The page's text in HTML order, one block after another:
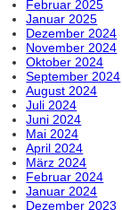
Februar 2025
Januar 2025
Dezember 2024
November 2024
Oktober 2024
September 2024
August 2024
Juli 2024
Juni 2024
Mai 2024
April 2024
März 2024
Februar 2024
Januar 2024
Dezember 2023